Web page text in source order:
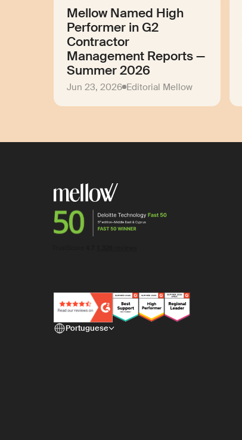
Mellow Named High
Performer in G2
Contractor
Management Reports —
Summer 2026
Jun 23, 2026 Editorial Mellow
Portuguese